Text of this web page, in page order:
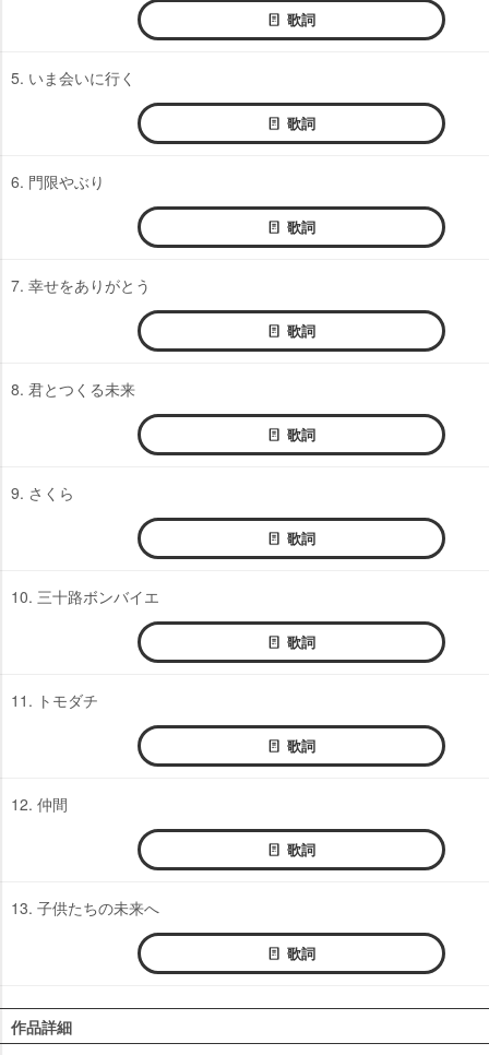
歌詞
5. いま会いに行く
歌詞
6. 門限やぶり
歌詞
7. 幸せをありがとう
歌詞
8. 君とつくる未来
歌詞
9. さくら
歌詞
10. 三十路ボンバイエ
歌詞
11. トモダチ
歌詞
12. 仲間
歌詞
13. 子供たちの未来へ
歌詞
作品詳細